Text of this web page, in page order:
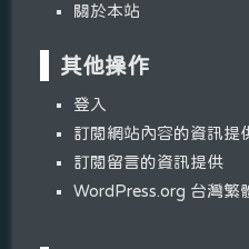
關於本站
其他操作
登入
訂閱網站內容的資訊提
訂閱留言的資訊提供
WordPress.org 台灣繁